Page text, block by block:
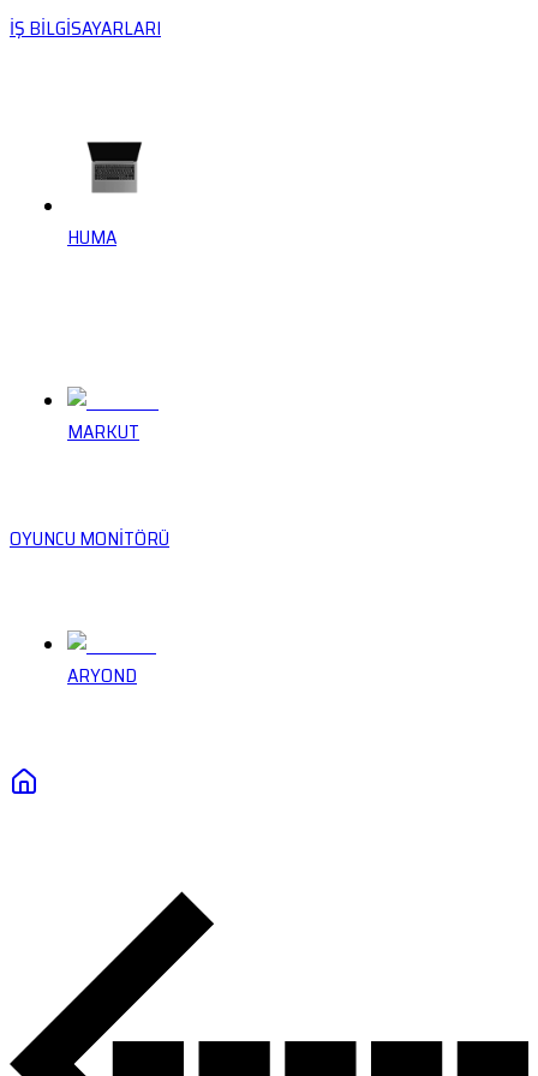
İŞ BİLGİSAYARLARI
HUMA
MARKUT
OYUNCU MONİTÖRÜ
ARYOND